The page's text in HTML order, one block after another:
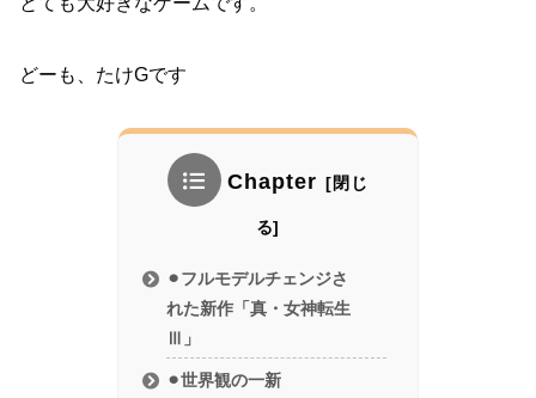
どーも、たけGです
Chapter
⚫︎フルモデルチェンジさ
れた新作「真・女神転生
Ⅲ」
⚫︎世界観の一新